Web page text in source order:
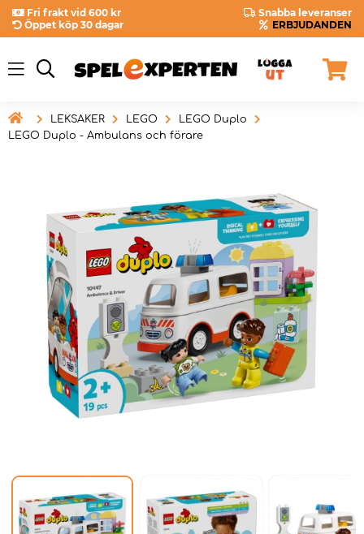
Fri frakt vid 600 kr
Snabba leveranser
Öppet köp 30 dagar
ERBJUDANDEN
 LEKSAKER LEGO
LEGO Duplo
LEGO Duplo - Ambulans och förare